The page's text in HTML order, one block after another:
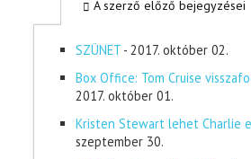
A szerző előző bejegyzései
SZÜNET - 2017. október 02.
Box Office: Tom Cruise
2017. október 01.
Kristen Stewart lehet Charlie
szeptember 30.